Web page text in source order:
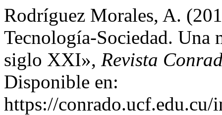
Rodríguez Morales, A.
Tecnología-Sociedad. Una
siglo XXI», Revista
Disponible en:
https://